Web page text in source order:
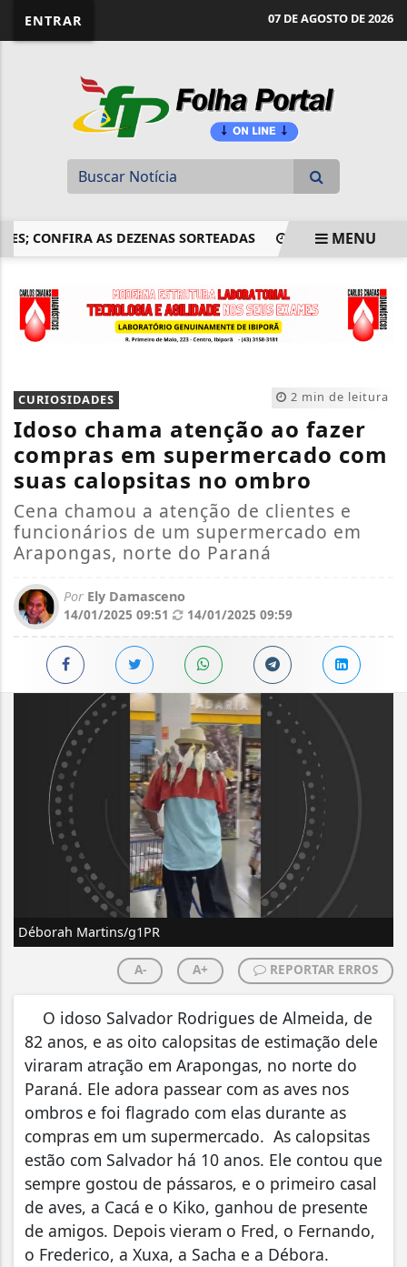
ENTRAR 07 DE AGOSTO DE 2026
AS DEZENAS SORTEADAS MULHERES SÃO
MENU
2 min de leitura
CURIOSIDADES
Idoso chama atenção ao fazer
compras em supermercado com
suas calopsitas no ombro
Cena chamou a atenção de clientes e
funcionários de um supermercado em
Arapongas, norte do Paraná
Por Ely Damasceno
14/01/2025 09:51
14/01/2025 09:59
Déborah Martins/g1PR
A- A+ REPORTAR ERROS
O idoso Salvador Rodrigues de Almeida, de
82 anos, e as oito calopsitas de estimação dele
viraram atração em Arapongas, no norte do
Paraná. Ele adora passear com as aves nos
ombros e foi flagrado com elas durante as
compras em um supermercado. As calopsitas
estão com Salvador há 10 anos. Ele contou que
sempre gostou de pássaros, e o primeiro casal
de aves, a Cacá e o Kiko, ganhou de presente
de amigos. Depois vieram o Fred, o Fernando,
o Frederico, a Xuxa, a Sacha e a Débora.